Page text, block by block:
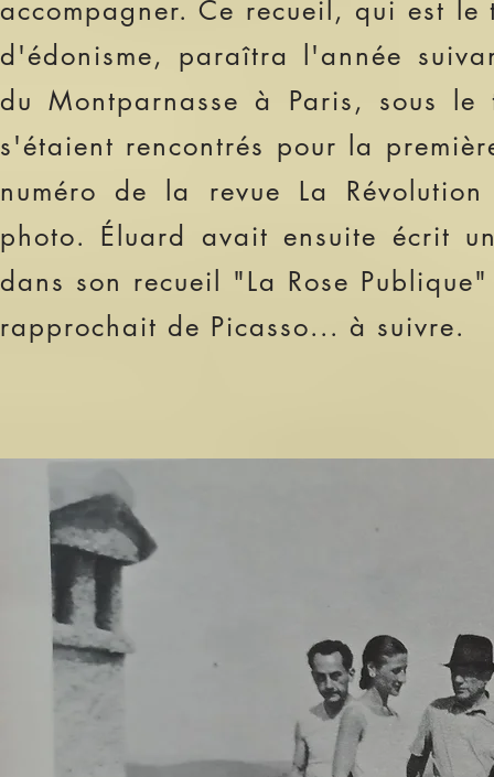
accompagner. Ce recueil, qui est
d'édonisme, paraîtra l'année
du Montparnasse à Paris, sous
s'étaient rencontrés pour la
numéro de la revue La
photo. Éluard avait ensuite écrit
dans son recueil "La Rose
rapprochait de Picasso... à suivre.